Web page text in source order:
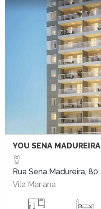
YOU SENA MADUREIRA
Rua Sena Madureira, 80
Vila Mariana